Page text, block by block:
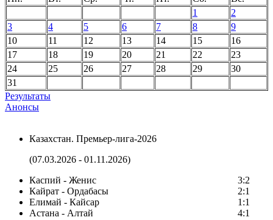
1
2
3
4 5 6 7 8
9
10
11 12 13 14 15
16
17
18 19 20 21 22
23
24
25 26 27 28 29
30
31
Результаты
Анонсы
Казахстан. Премьер-лига-2026
(07.03.2026 - 01.11.2026)
Каспий - Женис
3:2
Кайрат - Ордабасы
2:1
Елимай - Кайсар
1:1
Астана - Алтай
4:1